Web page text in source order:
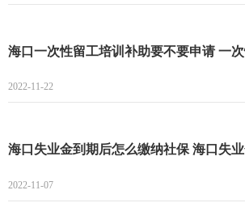
2022-11-22
2022-11-07